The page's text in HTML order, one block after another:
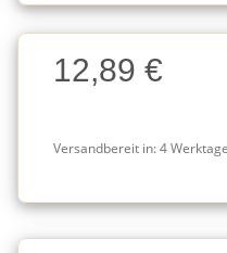
Charge
Charge12,89 €
Versandbereit in:4 Werktage